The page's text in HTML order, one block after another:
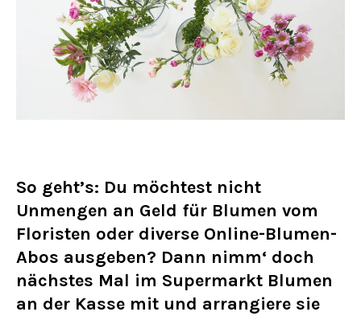
So geht’s: Du möchtest nicht
Unmengen an Geld für Blumen vom
Floristen oder diverse Online-Blumen-
Abos ausgeben? Dann nimm‘ doch
nächstes Mal im Supermarkt Blumen
an der Kasse mit und arrangiere sie